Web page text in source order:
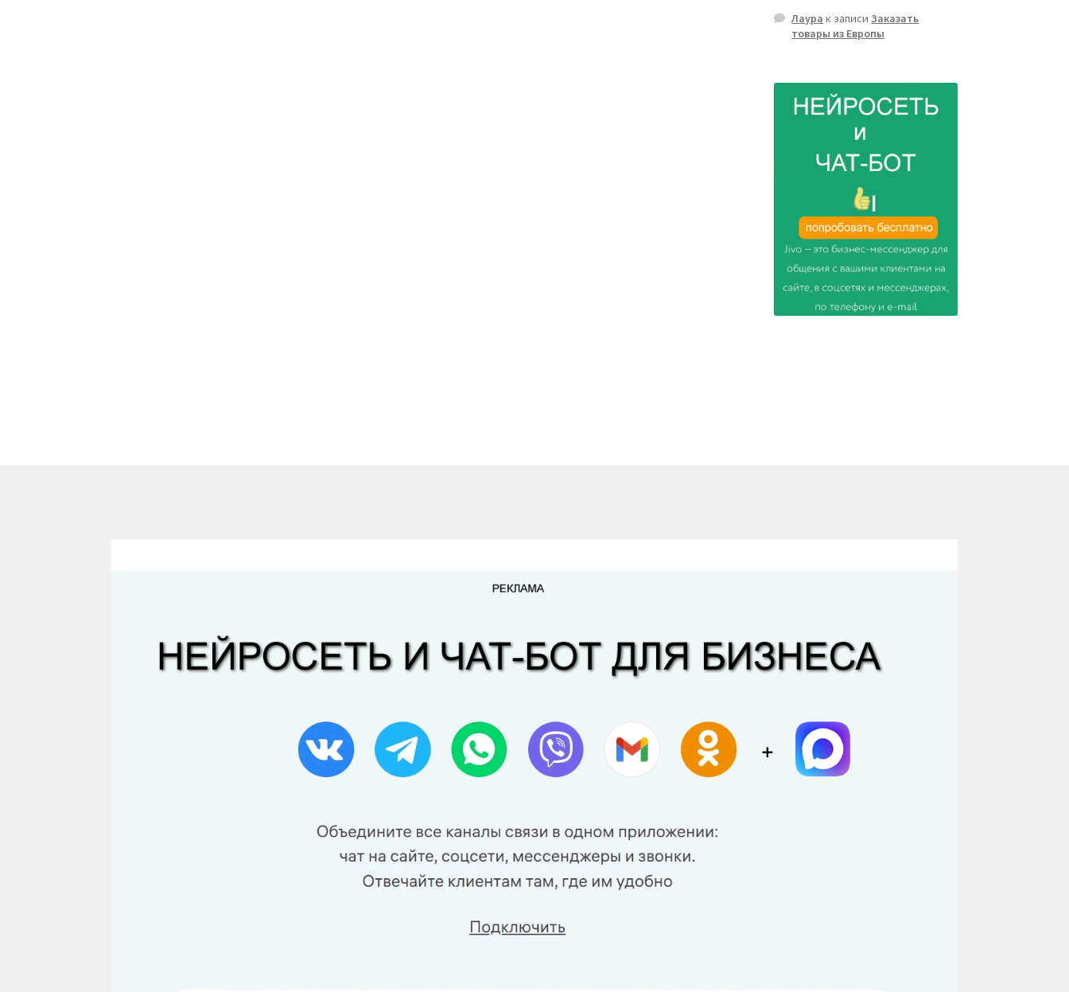
Лаура к записиЗаказать
товары из Европы